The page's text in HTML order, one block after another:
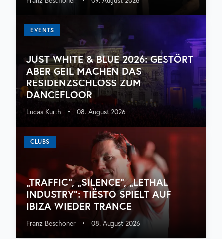
EVENTS
JUST WHITE & BLUE 2026: GESTÖRT
ABER GEIL MACHEN DAS
RESIDENZSCHLOSS ZUM
DANCEFLOOR
Lucas Kurth • 08. August 2026
CLUBS
„TRAFFIC“, „SILENCE“, „LETHAL
INDUSTRY“: TIËSTO SPIELT AUF
IBIZA WIEDER TRANCE
Franz Beschoner • 08. August 2026